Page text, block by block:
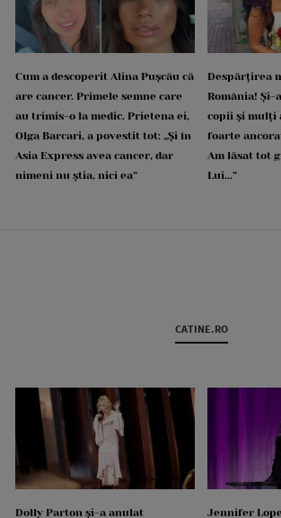
Cum a descoperit Alina Pușcău că
are cancer. Primele semne care
au trimis-o la medic. Prietena ei,
Olga Barcari, a povestit tot: „Și în
Asia Express avea cancer, dar
nimeni nu știa, nici ea”
Despărțirea
România! Și-
copii și mulți
foarte
Am lăsat tot
Lui...”
CATINE.RO
Dolly Parton și-a anulat Jennifer